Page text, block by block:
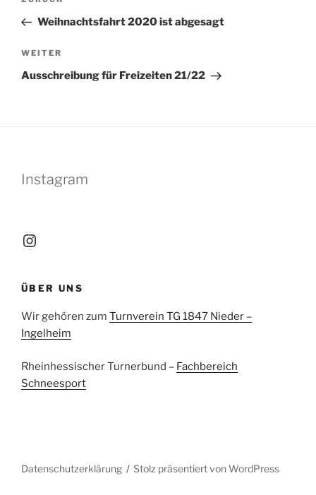
Beitrag
Weihnachtsfahrt 2020 ist abgesagt
Nächster
Beitrag
WEITER
Ausschreibung für Freizeiten 21/22
Instagram
Instagram
ÜBER UNS
Wir gehören zum Turnverein TG 1847 Nieder –
Ingelheim
Rheinhessischer Turnerbund – Fachbereich
Schneesport
Datenschutzerklärung Stolz präsentiert von WordPress